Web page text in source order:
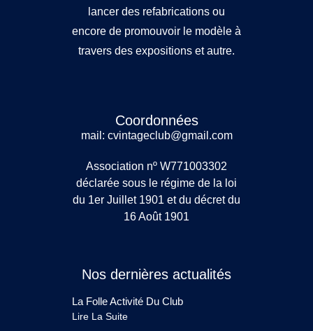
lancer des refabrications ou
encore de promouvoir le modèle à
travers des expositions et autre.
Coordonnées
mail: cvintageclub@gmail.com
Association nº W771003302
déclarée sous le régime de la loi
du 1er Juillet 1901 et du décret du
16 Août 1901
Nos dernières actualités
La Folle Activité Du Club
Lire La Suite